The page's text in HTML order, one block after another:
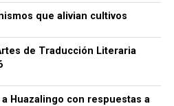
que alivian cultivos
de Traducción Literaria
Huazalingo con respuestas a